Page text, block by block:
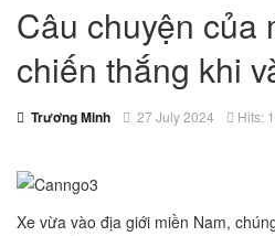
Câu chuyện của
chiến thắng khi
Trương Minh 27 July 2024 Hits:
Xe vừa vào địa giới miền Nam,